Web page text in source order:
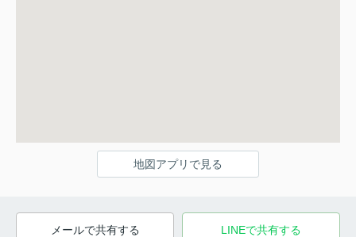
地図アプリで見る
メールで共有する LINEで共有する